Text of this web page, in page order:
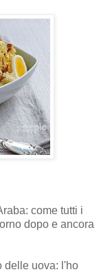
come tutti i
dopo e ancora
delle uova: l'ho